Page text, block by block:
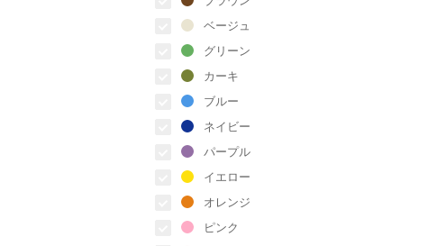
ベージュ
グリーン
カーキ
ブルー
ネイビー
パープル
イエロー
オレンジ
ピンク